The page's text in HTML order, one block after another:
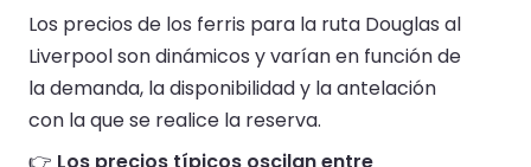
Los precios de los ferris para la ruta Douglas al
Liverpool son dinámicos y varían en función de
la demanda, la disponibilidad y la antelación
con la que se realice la reserva.